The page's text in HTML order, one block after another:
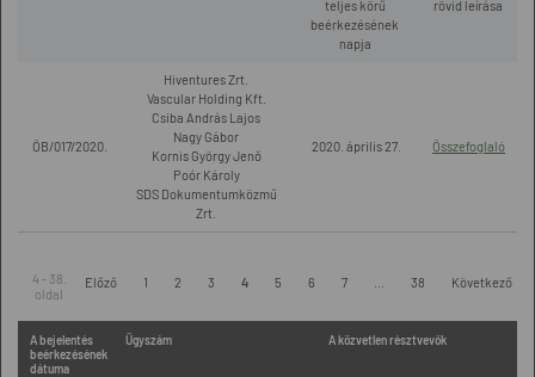
teljes körű
beérkezésének
napja
rövid leírása
ÖB/017/2020.
Hiventures Zrt.
Vascular Holding Kft.
Csiba András Lajos
Nagy Gábor
Kornis György Jenő
Poór Károly
SDS Dokumentumközmű
Zrt.
2020. április 27. Összefoglaló
4 - 38.
oldal
Előző 1 2 3 4 5 6 7 38 Következő
A bejelentés
beérkezésének
dátuma
Ügyszám A közvetlen résztvevők